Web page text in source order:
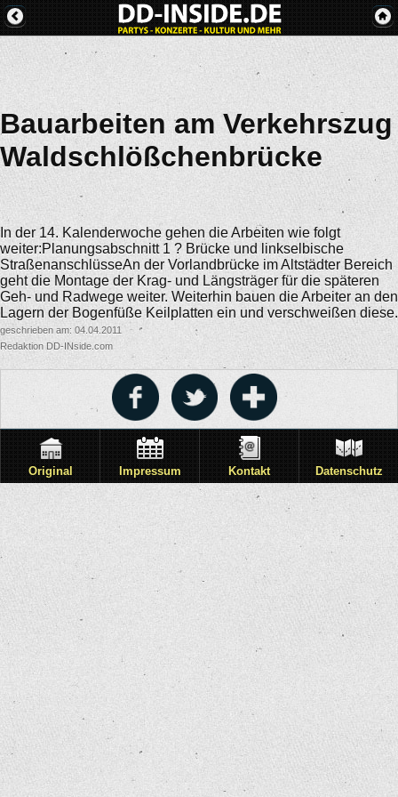
Bauarbeiten am Verkehrszug
Waldschlößchenbrücke
In der 14. Kalenderwoche gehen die Arbeiten wie folgt
weiter:Planungsabschnitt 1 ? Brücke und linkselbische
StraßenanschlüsseAn der Vorlandbrücke im Altstädter Bereich
geht die Montage der Krag- und Längsträger für die späteren
Geh- und Radwege weiter. Weiterhin bauen die Arbeiter an den
Lagern der Bogenfüße Keilplatten ein und verschweißen diese.
geschrieben am: 04.04.2011
Redaktion DD-INside.com
Original Impressum Kontakt Datenschutz